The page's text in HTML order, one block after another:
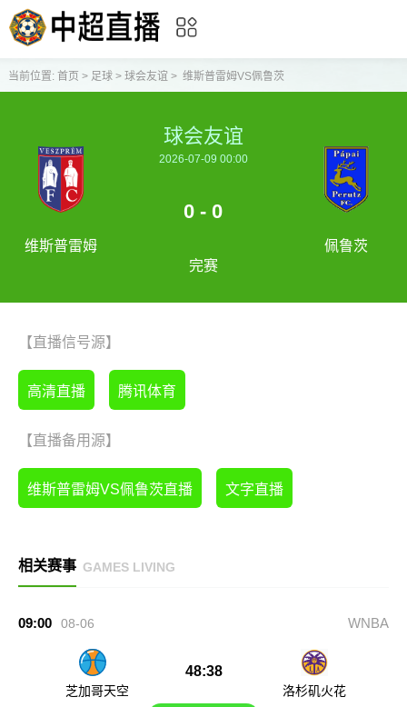
当前位置: 首页 > 足球> 球会友谊 > 维斯普雷姆VS佩鲁茨
维斯普雷姆
球会友谊
2026-07-09 00:00
0 - 0
完赛
佩鲁茨
【直播信号源】
高清直播 腾讯体育
【直播备用源】
维斯普雷姆VS佩鲁茨直播 文字直播
相关赛事 GAMES LIVING
09:00 08-06 WNBA
芝加哥天空
48:38
洛杉矶火花